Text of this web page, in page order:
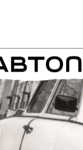
США Дональд
собраний
Shemetov /